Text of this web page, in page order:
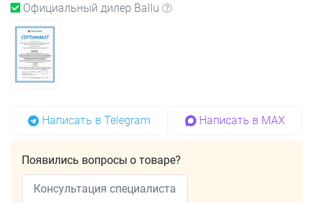
Официальный дилер Ballu
Написать в Telegram Написать в MAX
Появились вопросы о товаре?
Консультация специалиста